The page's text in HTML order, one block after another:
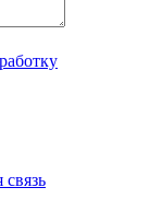
связь